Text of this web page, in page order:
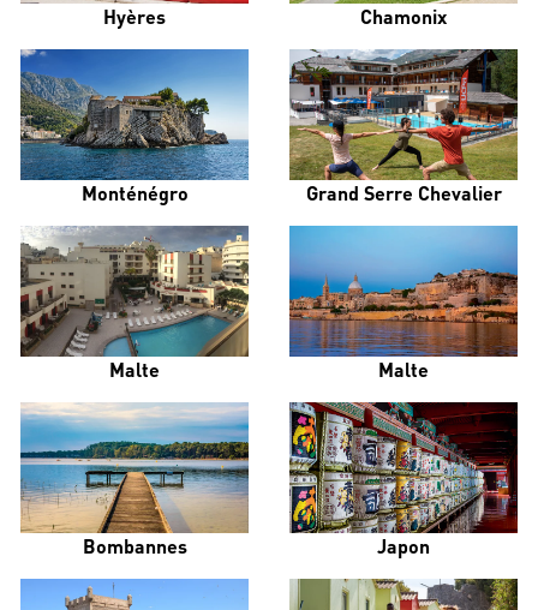
Hyères Chamonix
Monténégro Grand Serre Chevalier
Malte Malte
Bombannes Japon